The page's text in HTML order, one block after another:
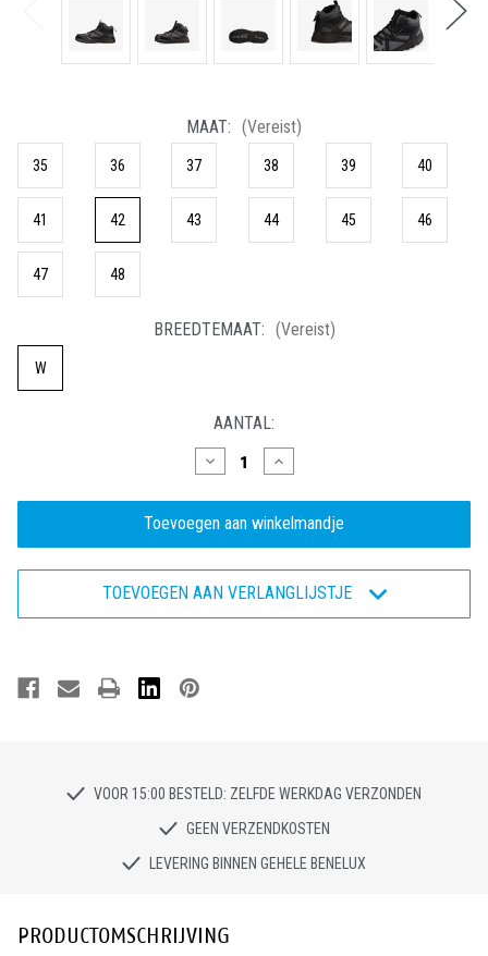
MAAT: (Vereist)
35 36 37 38 39 40
41 42 43 44 45 46
47 48
BREEDTEMAAT: (Vereist)
W
AANTAL:
Hoeveelheid
verlagen
Sportmates
BRISK
-
S3
Hoeveelheid
verhogen
Sportmates
BRISK
-
S3
TOEVOEGEN AAN VERLANGLIJSTJE
VOOR 15:00 BESTELD: ZELFDE WERKDAG VERZONDEN
GEEN VERZENDKOSTEN
LEVERING BINNEN GEHELE BENELUX
PRODUCTOMSCHRIJVING